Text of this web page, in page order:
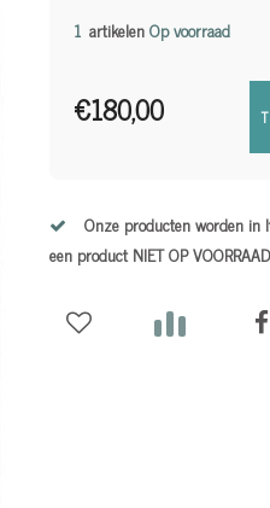
1 artikelenOp voorraad
€180,00
Onze producten worden in
een product NIET OP